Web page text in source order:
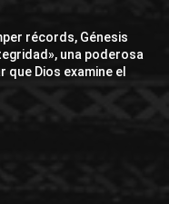
récords, Génesis
una poderosa
que Dios examine el